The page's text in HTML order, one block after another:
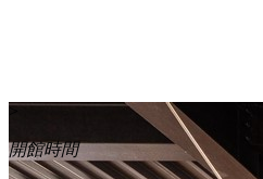
>
開館時間